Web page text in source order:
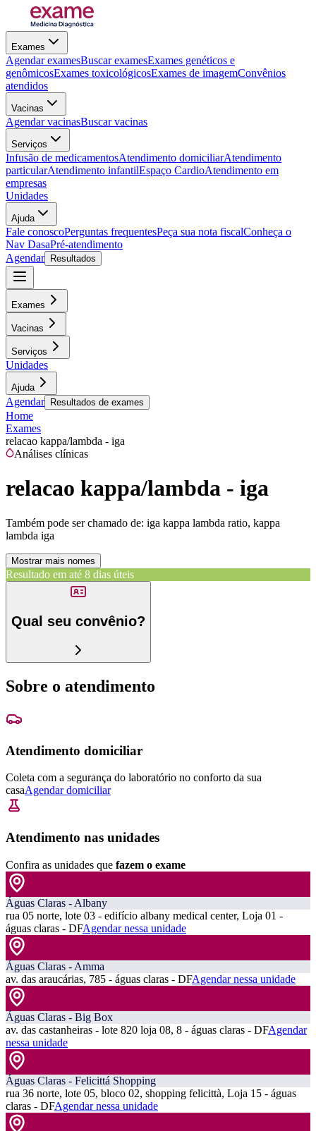
Exames
Agendar examesBuscar examesExames genéticos e
genômicosExames toxicológicosExames de imagemConvênios
atendidos
Vacinas
Agendar vacinasBuscar vacinas
Serviços
Infusão de medicamentosAtendimento domiciliarAtendimento
particularAtendimento infantilEspaço CardioAtendimento em
empresas
Unidades
Ajuda
Fale conoscoPerguntas frequentesPeça sua nota fiscalConheça o
Nav DasaPré-atendimento
Agendar
Resultados
Exames
Vacinas
Serviços
Unidades
Ajuda
Agendar Resultados de exames
Home
Exames
relacao kappa/lambda - iga
Análises clínicas
relacao kappa/lambda - iga
Também pode ser chamado de: iga kappa lambda ratio, kappa
lambda iga
Mostrar mais nomes
Resultado em até 8 dias úteis
Qual seu convênio?
Sobre o atendimento
Atendimento domiciliar
Coleta com a segurança do laboratório no conforto da sua
casaAgendar domiciliar
Atendimento nas unidades
Confira as unidades que fazem o exame
Águas Claras - Albany
rua 05 norte, lote 03 - edifício albany medical center, Loja 01 -
águas claras - DFAgendar nessa unidade
Águas Claras - Amma
av. das araucárias, 785 - águas claras - DFAgendar nessa unidade
Águas Claras - Big Box
av. das castanheiras - lote 820 loja 08, 8 - águas claras - DFAgendar
nessa unidade
Águas Claras - Felicittá Shopping
rua 36 norte, lote 05, bloco 02, shopping felicittà, Loja 15 - águas
claras - DFAgendar nessa unidade